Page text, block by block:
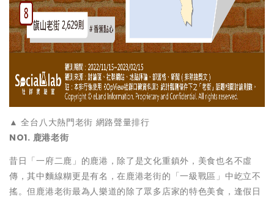
▲ 全台八大熱門老街 網路聲量排行
NO1. 鹿港老街
昔日「一府二鹿」的鹿港，除了是文化重鎮外，美食也名不虛
傳，其中麵線糊更是有名，在鹿港老街的「一級戰區」中屹立不
搖。但鹿港老街最為人樂道的除了眾多店家的特色美食，逢假日